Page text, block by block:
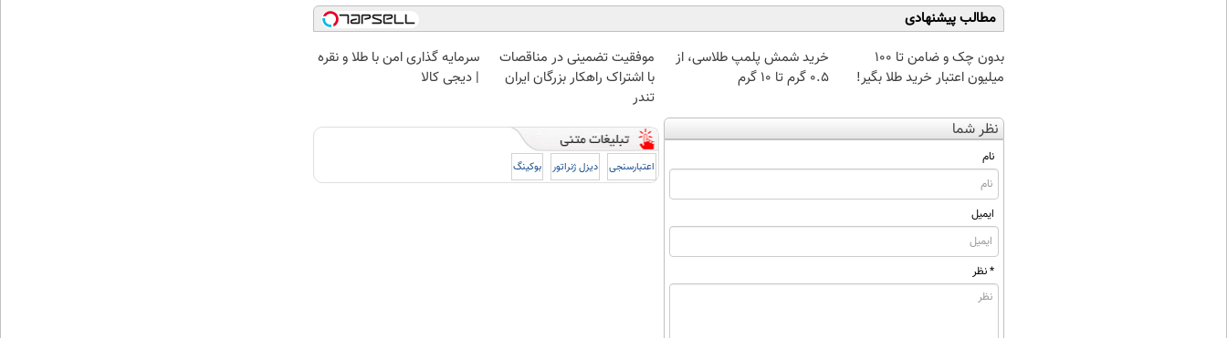
مطالب پیشنهادی
بدون چک و ضامن تا 100
میلیون اعتبار خرید طلا بگیر!
خرید شمش پلمپ طلاسی، از
۰.۵ گرم تا ۱۰ گرم
موفقیت تضمینی در مناقصات
با اشتراک راهکار بزرگان ایران
تندر
سرمایه گذاری امن با طلا و نقره
| دیجی کالا
نظر شما
نام
ایمیل
* نظر
اعتبارسنجی دیزل ژنراتور بوکینگ